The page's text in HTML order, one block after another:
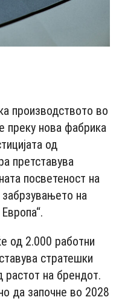
производството во
преку нова фабрика
од
претставува
посветеност на
на
од 2.000 работни
стратешки
растот на брендот.
да започне во 2028